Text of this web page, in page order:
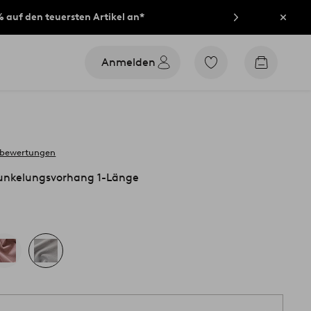
auf den teuersten Artikel an*
Anmelden
Zu
Zum
1-Länge